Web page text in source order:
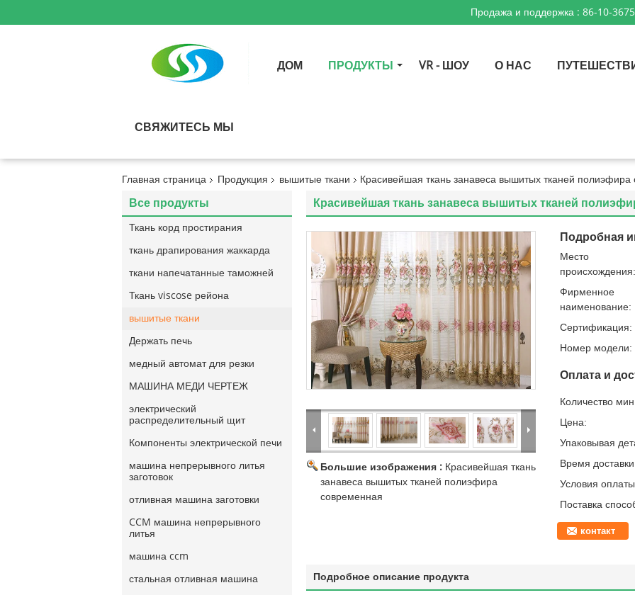
Продажа и поддержка : 86-10-
ДОМ ПРОДУКТЫ VR - ШОУ О НАС
СВЯЖИТЕСЬ МЫ
Главная страница Продукция вышитые ткани Красивейшая ткань занавеса вышитых тканей полиэфира
Все продукты
Ткань корд простирания
ткань драпирования жаккарда
ткани напечатанные таможней
Ткань viscose рейона
вышитые ткани
Держать печь
медный автомат для резки
МАШИНА МЕДИ ЧЕРТЕЖ
электрический
распределительный щит
Компоненты электрической печи
машина непрерывного литья
заготовок
отливная машина заготовки
CCM машина непрерывного
литья
машина ccm
стальная отливная машина
Красивейшая ткань занавеса вышитых тканей
Большие изображения : Красивейшая ткань
занавеса вышитых тканей полиэфира
современная
Подробная
Место
происхождения:
Фирменное
наименование:
Сертификация:
Номер модели:
Оплата и
Количество мин
Цена:
Упаковывая
Время
Условия
Поставка
контакт
Подробное описание продукта